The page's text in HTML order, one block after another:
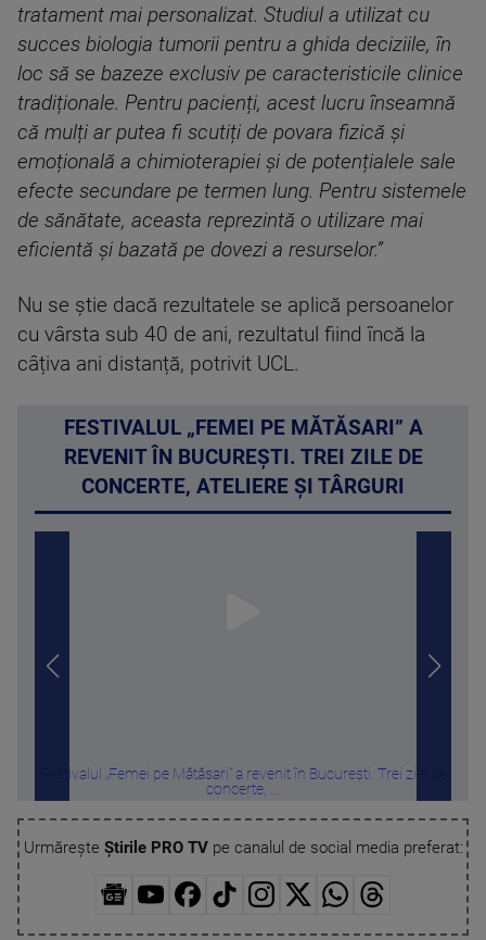
tratament mai personalizat. Studiul a utilizat cu
succes biologia tumorii pentru a ghida deciziile, în
loc să se bazeze exclusiv pe caracteristicile clinice
tradiționale. Pentru pacienți, acest lucru înseamnă
că mulți ar putea fi scutiți de povara fizică și
emoțională a chimioterapiei și de potențialele sale
efecte secundare pe termen lung. Pentru sistemele
de sănătate, aceasta reprezintă o utilizare mai
eficientă și bazată pe dovezi a resurselor.”
Nu se știe dacă rezultatele se aplică persoanelor
cu vârsta sub 40 de ani, rezultatul fiind încă la
câțiva ani distanță, potrivit UCL.
FESTIVALUL „FEMEI PE MĂTĂSARI” A
REVENIT ÎN BUCUREȘTI. TREI ZILE DE
CONCERTE, ATELIERE ȘI TÂRGURI
Festivalul „Femei pe Mătăsari” a revenit în București. Trei zile de
concerte, ...
Urmărește Știrile PRO TVpe canalul de social media preferat: